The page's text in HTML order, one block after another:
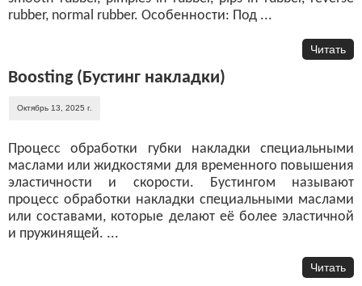
rubber, normal rubber. Особенности: Под ...
Читать
Boosting (Бустинг накладки)
Октябрь 13, 2025 г.
Процесс обработки губки накладки специальными
маслами или жидкостями для временного повышения
эластичности и скорости. Бустингом называют
процесс обработки накладки специальными маслами
или составами, которые делают её более эластичной
и пружинящей. ...
Читать